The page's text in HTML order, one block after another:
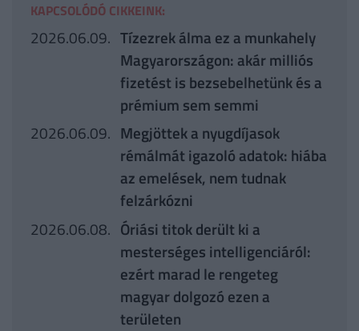
KAPCSOLÓDÓ CIKKEINK:
2026.06.09. Tízezrek álma ez a munkahely
Magyarországon: akár milliós
fizetést is bezsebelhetünk és a
prémium sem semmi
2026.06.09. Megjöttek a nyugdíjasok
rémálmát igazoló adatok: hiába
az emelések, nem tudnak
felzárkózni
2026.06.08. Óriási titok derült ki a
mesterséges intelligenciáról:
ezért marad le rengeteg
magyar dolgozó ezen a
területen